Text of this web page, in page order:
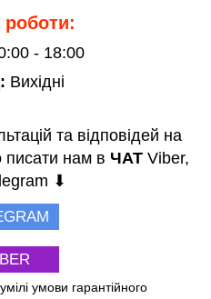
роботи:
- 18:00
Вихідні
та відповідей на
писати нам в ЧАТ Viber,
⬇
умови гарантійного